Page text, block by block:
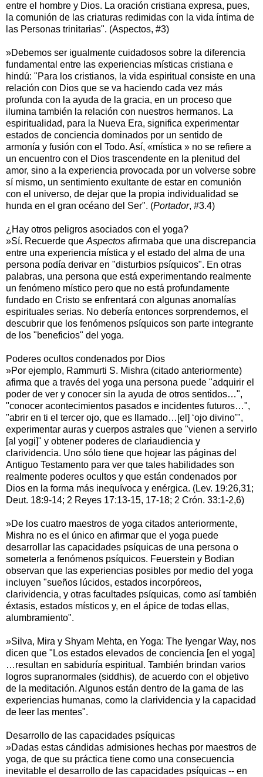
entre el hombre y Dios. La oración cristiana expresa, pues,
la comunión de las criaturas redimidas con la vida íntima de
las Personas trinitarias". (Aspectos, #3)
»Debemos ser igualmente cuidadosos sobre la diferencia
fundamental entre las experiencias místicas cristiana e
hindú: "Para los cristianos, la vida espiritual consiste en una
relación con Dios que se va haciendo cada vez más
profunda con la ayuda de la gracia, en un proceso que
ilumina también la relación con nuestros hermanos. La
espiritualidad, para la Nueva Era, significa experimentar
estados de conciencia dominados por un sentido de
armonía y fusión con el Todo. Así, «mística » no se refiere a
un encuentro con el Dios trascendente en la plenitud del
amor, sino a la experiencia provocada por un volverse sobre
sí mismo, un sentimiento exultante de estar en comunión
con el universo, de dejar que la propia individualidad se
hunda en el gran océano del Ser". (Portador, #3.4)
¿Hay otros peligros asociados con el yoga?
»Sí. Recuerde que Aspectos afirmaba que una discrepancia
entre una experiencia mística y el estado del alma de una
persona podía derivar en "disturbios psíquicos". En otras
palabras, una persona que está experimentando realmente
un fenómeno místico pero que no está profundamente
fundado en Cristo se enfrentará con algunas anomalías
espirituales serias. No debería entonces sorprendernos, el
descubrir que los fenómenos psíquicos son parte integrante
de los "beneficios" del yoga.
Poderes ocultos condenados por Dios
»Por ejemplo, Rammurti S. Mishra (citado anteriormente)
afirma que a través del yoga una persona puede "adquirir el
poder de ver y conocer sin la ayuda de otros sentidos…",
"conocer acontecimientos pasados e incidentes futuros…",
"abrir en ti el tercer ojo, que es llamado…[el] ‘ojo divino’",
experimentar auras y cuerpos astrales que "vienen a servirlo
[al yogi]" y obtener poderes de clariaudiencia y
clarividencia. Uno sólo tiene que hojear las páginas del
Antiguo Testamento para ver que tales habilidades son
realmente poderes ocultos y que están condenados por
Dios en la forma más inequívoca y enérgica. (Lev. 19:26,31;
Deut. 18:9-14; 2 Reyes 17:13-15, 17-18; 2 Crón. 33:1-2,6)
»De los cuatro maestros de yoga citados anteriormente,
Mishra no es el único en afirmar que el yoga puede
desarrollar las capacidades psíquicas de una persona o
someterla a fenómenos psíquicos. Feuerstein y Bodian
observan que las experiencias posibles por medio del yoga
incluyen "sueños lúcidos, estados incorpóreos,
clarividencia, y otras facultades psíquicas, como así también
éxtasis, estados místicos y, en el ápice de todas ellas,
alumbramiento".
»Silva, Mira y Shyam Mehta, en Yoga: The Iyengar Way, nos
dicen que "Los estados elevados de conciencia [en el yoga]
…resultan en sabiduría espiritual. También brindan varios
logros supranormales (siddhis), de acuerdo con el objetivo
de la meditación. Algunos están dentro de la gama de las
experiencias humanas, como la clarividencia y la capacidad
de leer las mentes".
Desarrollo de las capacidades psíquicas
»Dadas estas cándidas admisiones hechas por maestros de
yoga, de que su práctica tiene como una consecuencia
inevitable el desarrollo de las capacidades psíquicas -- en